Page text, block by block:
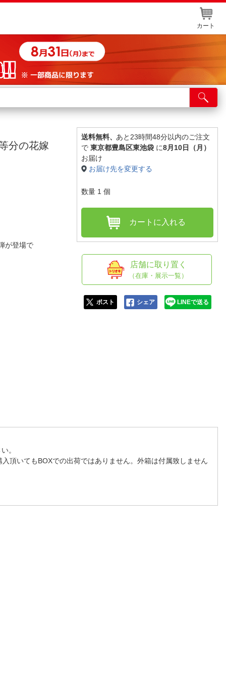
カート
舗サービス
ト取り置き
情報・店舗一覧
報
分の花嫁
が登場で
送料無料、 あと23時間48分以内のご注文
で 東京都豊島区東池袋 に8月10日（月）
お届け
お届け先を変更する
数量 1 個
カートに入れる
店舗に取り置く
（在庫・展示一覧）
ポスト シェア LINEで送る
。
頂いてもBOXでの出荷ではありません。外箱は付属致しません